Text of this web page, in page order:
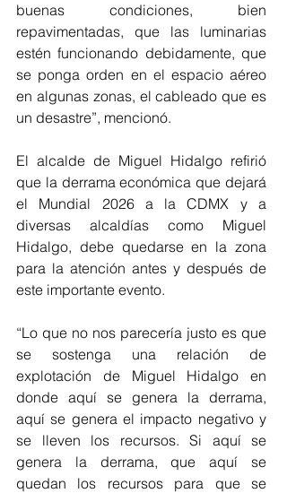
buenas condiciones, bien
repavimentadas, que las luminarias
estén funcionando debidamente, que
se ponga orden en el espacio aéreo
en algunas zonas, el cableado que es
un desastre”, mencionó.
El alcalde de Miguel Hidalgo refirió
que la derrama económica que dejará
el Mundial 2026 a la CDMX y a
diversas alcaldías como Miguel
Hidalgo, debe quedarse en la zona
para la atención antes y después de
este importante evento.
“Lo que no nos parecería justo es que
se sostenga una relación de
explotación de Miguel Hidalgo en
donde aquí se genera la derrama,
aquí se genera el impacto negativo y
se lleven los recursos. Si aquí se
genera la derrama, que aquí se
quedan los recursos para que se